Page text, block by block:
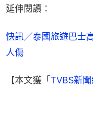
延伸閱讀：
快訊／泰國旅遊巴士
人傷
【本文獲「TVBS新聞